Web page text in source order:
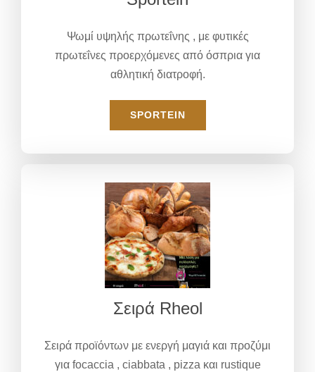
Ψωμί υψηλής πρωτεΐνης , με φυτικές
πρωτεΐνες προερχόμενες από όσπρια για
αθλητική διατροφή.
SPORTEIN
Σειρά Rheol
Σειρά προϊόντων με ενεργή μαγιά και προζύμι
για focaccia , ciabbata , pizza και rustique